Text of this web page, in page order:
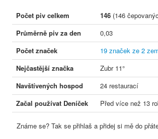
Počet piv celkem 146 (146
Průměrně piv za den
0,03
Počet značek
19 značek ze 2
Nejčastější značka
Zubr 11°
Navštívených hospod
24 restaurací
Začal používat Deníček
Před více než 13
Známe se? Tak se přihlaš a přidej si mě do